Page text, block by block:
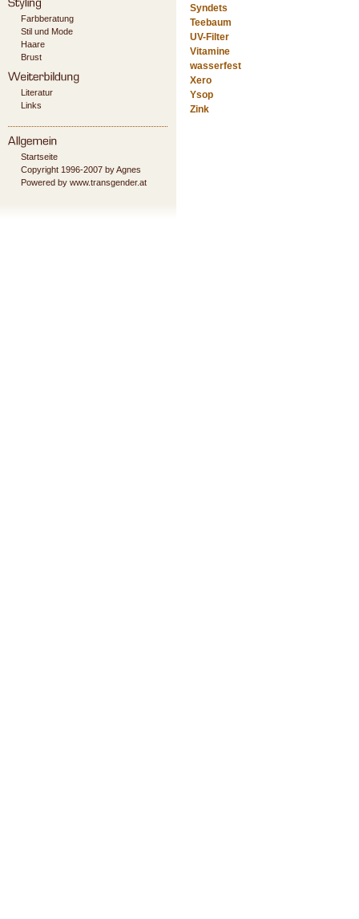
Farbberatung
Stil und Mode
Haare
Brust
Literatur
Links
Startseite
Copyright 1996-2007 by Agnes
Powered by www.transgender.at
Syndets
Teebaum
UV-Filter
Vitamine
wasserfest
Xero
Ysop
Zink